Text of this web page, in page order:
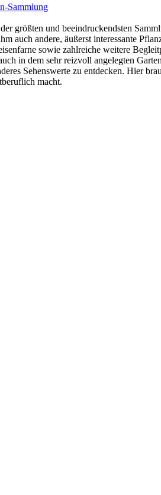
Sammlung
größten und beeindruckendsten
auch andere, äußerst interessante
sowie zahlreiche weitere
in dem sehr reizvoll angelegten
Sehenswerte zu entdecken. Hier
macht.